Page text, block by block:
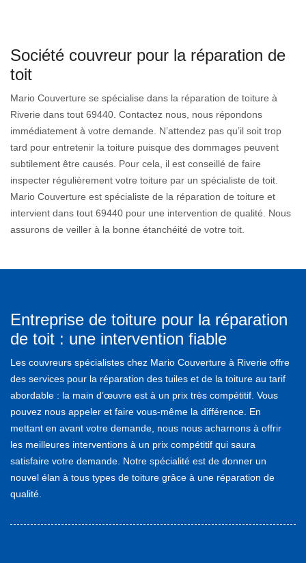
Société couvreur pour la réparation de
toit
Mario Couverture se spécialise dans la réparation de toiture à
Riverie dans tout 69440. Contactez nous, nous répondons
immédiatement à votre demande. N’attendez pas qu’il soit trop
tard pour entretenir la toiture puisque des dommages peuvent
subtilement être causés. Pour cela, il est conseillé de faire
inspecter régulièrement votre toiture par un spécialiste de toit.
Mario Couverture est spécialiste de la réparation de toiture et
intervient dans tout 69440 pour une intervention de qualité. Nous
assurons de veiller à la bonne étanchéité de votre toit.
Entreprise de toiture pour la réparation
de toit : une intervention fiable
Les couvreurs spécialistes chez Mario Couverture à Riverie offre
des services pour la réparation des tuiles et de la toiture au tarif
abordable : la main d’œuvre est à un prix très compétitif. Vous
pouvez nous appeler et faire vous-même la différence. En
mettant en avant votre demande, nous nous acharnons à offrir
les meilleures interventions à un prix compétitif qui saura
satisfaire votre demande. Notre spécialité est de donner un
nouvel élan à tous types de toiture grâce à une réparation de
qualité.